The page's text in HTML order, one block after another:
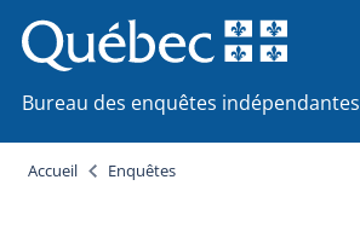
Bureau des enquêtes indépendantes
Accueil Enquêtes